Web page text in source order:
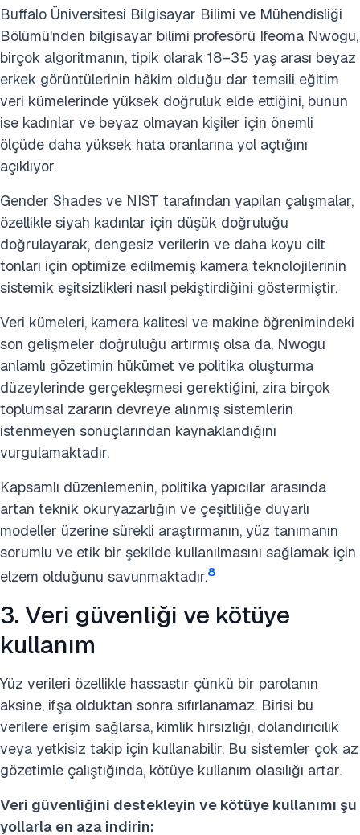
Buffalo Üniversitesi Bilgisayar Bilimi ve Mühendisliği
Bölümü'nden bilgisayar bilimi profesörü Ifeoma Nwogu,
birçok algoritmanın, tipik olarak 18–35 yaş arası beyaz
erkek görüntülerinin hâkim olduğu dar temsili eğitim
veri kümelerinde yüksek doğruluk elde ettiğini, bunun
ise kadınlar ve beyaz olmayan kişiler için önemli
ölçüde daha yüksek hata oranlarına yol açtığını
açıklıyor.
Gender Shades ve NIST tarafından yapılan çalışmalar,
özellikle siyah kadınlar için düşük doğruluğu
doğrulayarak, dengesiz verilerin ve daha koyu cilt
tonları için optimize edilmemiş kamera teknolojilerinin
sistemik eşitsizlikleri nasıl pekiştirdiğini göstermiştir.
Veri kümeleri, kamera kalitesi ve makine öğrenimindeki
son gelişmeler doğruluğu artırmış olsa da, Nwogu
anlamlı gözetimin hükümet ve politika oluşturma
düzeylerinde gerçekleşmesi gerektiğini, zira birçok
toplumsal zararın devreye alınmış sistemlerin
istenmeyen sonuçlarından kaynaklandığını
vurgulamaktadır.
Kapsamlı düzenlemenin, politika yapıcılar arasında
artan teknik okuryazarlığın ve çeşitliliğe duyarlı
modeller üzerine sürekli araştırmanın, yüz tanımanın
sorumlu ve etik bir şekilde kullanılmasını sağlamak için
elzem olduğunu savunmaktadır.8
3. Veri güvenliği ve kötüye
kullanım
Yüz verileri özellikle hassastır çünkü bir parolanın
aksine, ifşa olduktan sonra sıfırlanamaz. Birisi bu
verilere erişim sağlarsa, kimlik hırsızlığı, dolandırıcılık
veya yetkisiz takip için kullanabilir. Bu sistemler çok az
gözetimle çalıştığında, kötüye kullanım olasılığı artar.
Veri güvenliğini destekleyin ve kötüye kullanımı şu
yollarla en aza indirin: